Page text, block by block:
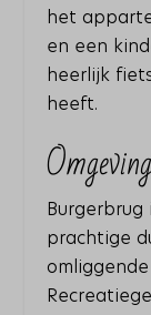
het
en een
heerlijk
heeft.
prachtige